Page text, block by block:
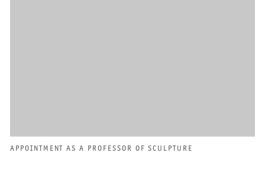
APPOINTMENT AS A PROFESSOR OF SCULPTURE